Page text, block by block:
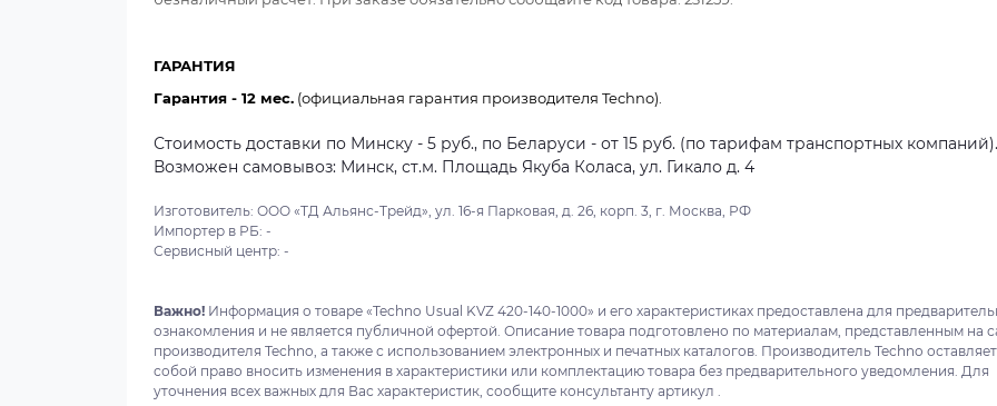
ГАРАНТИЯ
Гарантия - 12 мес. (официальная гарантия производителя Techno).
Стоимость доставки по Минску - 5 руб., по Беларуси - от 15 руб. (по тарифам транспортных компаний).
Возможен самовывоз: Минск, ст.м. Площадь Якуба Коласа, ул. Гикало д. 4
Изготовитель: ООО «ТД Альянс-Трейд», ул. 16-я Парковая, д. 26, корп. 3, г. Москва, РФ
Импортер в РБ: -
Сервисный центр: -
Важно! Информация о товаре «Techno Usual KVZ 420-140-1000» и его характеристиках предоставлена для
ознакомления и не является публичной офертой. Описание товара подготовлено по материалам, представленным на
производителя Techno, а также с использованием электронных и печатных каталогов. Производитель Techno оставляет
собой право вносить изменения в характеристики или комплектацию товара без предварительного уведомления. Для
уточнения всех важных для Вас характеристик, сообщите консультанту артикул .